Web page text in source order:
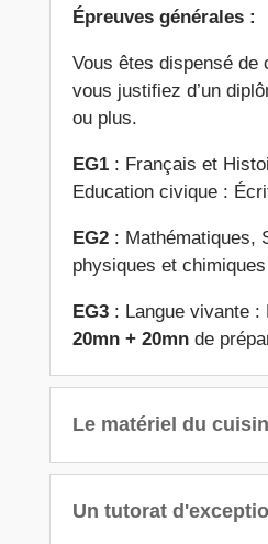
Épreuves générales :
Vous êtes dispensé de
vous justifiez d’un
ou plus.
EG1 : Français et
Education civique :
EG2 : Mathématiques,
physiques et
EG3 : Langue vivante :
20mn + 20mnde
Le matériel du
Un tutorat